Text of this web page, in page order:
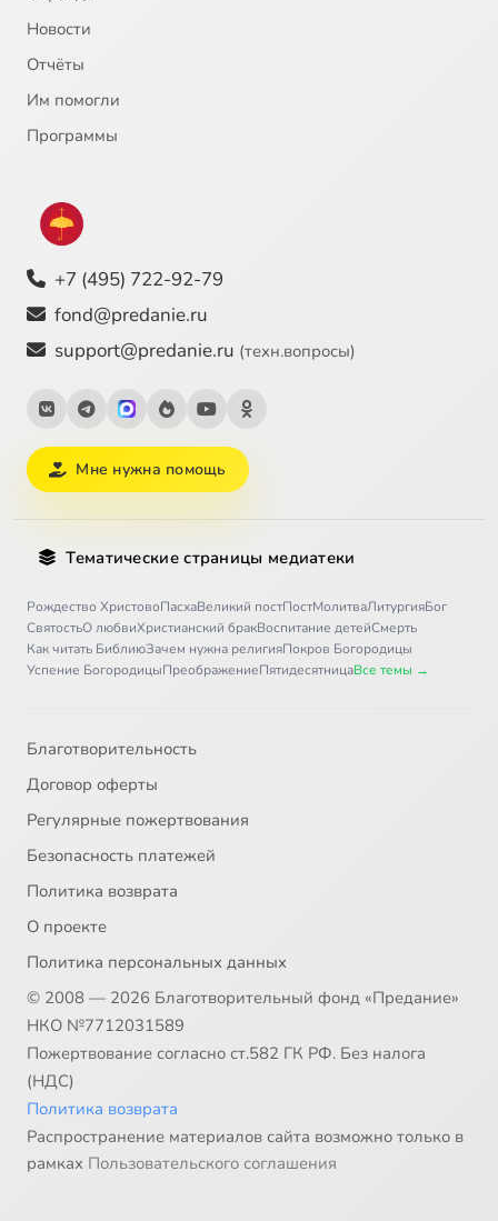
Новости
Отчёты
Им помогли
Программы
+7 (495) 722-92-79
fond@predanie.ru
support@predanie.ru (техн.вопросы)
Мне нужна помощь
Тематические страницы медиатеки
Рождество ХристовоПасхаВеликий постПостМолитваЛитургияБог
СвятостьО любвиХристианский бракВоспитание детейСмерть
Как читать БиблиюЗачем нужна религияПокров Богородицы
Успение БогородицыПреображениеПятидесятницаВсе темы →
Благотворительность
Договор оферты
Регулярные пожертвования
Безопасность платежей
Политика возврата
О проекте
Политика персональных данных
© 2008 — 2026 Благотворительный фонд «Предание»
НКО №7712031589
Пожертвование согласно ст.582 ГК РФ. Без налога
(НДС)
Политика возврата
Распространение материалов сайта возможно только в
рамках Пользовательского соглашения